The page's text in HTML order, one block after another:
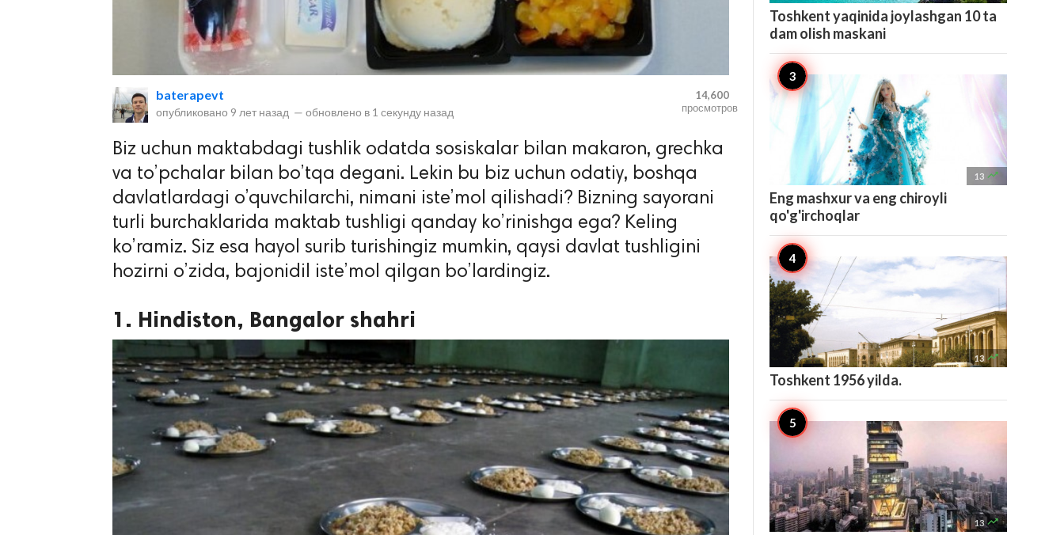
baterapevt
опубликовано 9 лет назад — обновлено в 1 секунду назад
14,600
просмотров
Biz uchun maktabdagi tushlik odatda sosiskalar bilan makaron, grechka
va to’pchalar bilan bo’tqa degani. Lekin bu biz uchun odatiy, boshqa
davlatlardagi o’quvchilarchi, nimani iste’mol qilishadi? Bizning sayorani
turli burchaklarida maktab tushligi qanday ko’rinishga ega? Keling
ko’ramiz. Siz esa hayol surib turishingiz mumkin, qaysi davlat tushligini
hozirni o’zida, bajonidil iste’mol qilgan bo’lardingiz.
1. Hindiston, Bangalor shahri
Toshkent yaqinida joylashgan 10 ta
dam olish maskani
13 
Eng mashxur va eng chiroyli
qo'g'irchoqlar
13 
Toshkent 1956 yilda.
13 